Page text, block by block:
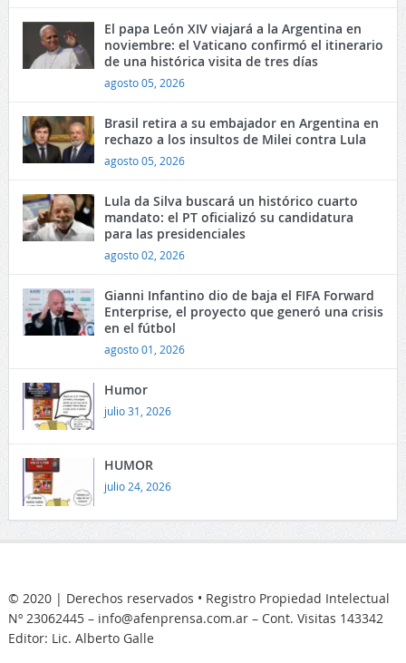
El papa León XIV viajará a la Argentina en
noviembre: el Vaticano confirmó el itinerario
de una histórica visita de tres días
agosto 05, 2026
Brasil retira a su embajador en Argentina en
rechazo a los insultos de Milei contra Lula
agosto 05, 2026
Lula da Silva buscará un histórico cuarto
mandato: el PT oficializó su candidatura
para las presidenciales
agosto 02, 2026
Gianni Infantino dio de baja el FIFA Forward
Enterprise, el proyecto que generó una crisis
en el fútbol
agosto 01, 2026
Humor
julio 31, 2026
HUMOR
julio 24, 2026
© 2020 | Derechos reservados • Registro Propiedad Intelectual
Nº 23062445 – info@afenprensa.com.ar – Cont. Visitas 143342
Editor: Lic. Alberto Galle